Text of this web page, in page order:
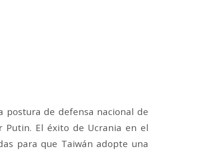
postura de defensa nacional de
Putin. El éxito de Ucrania en el
para que Taiwán adopte una